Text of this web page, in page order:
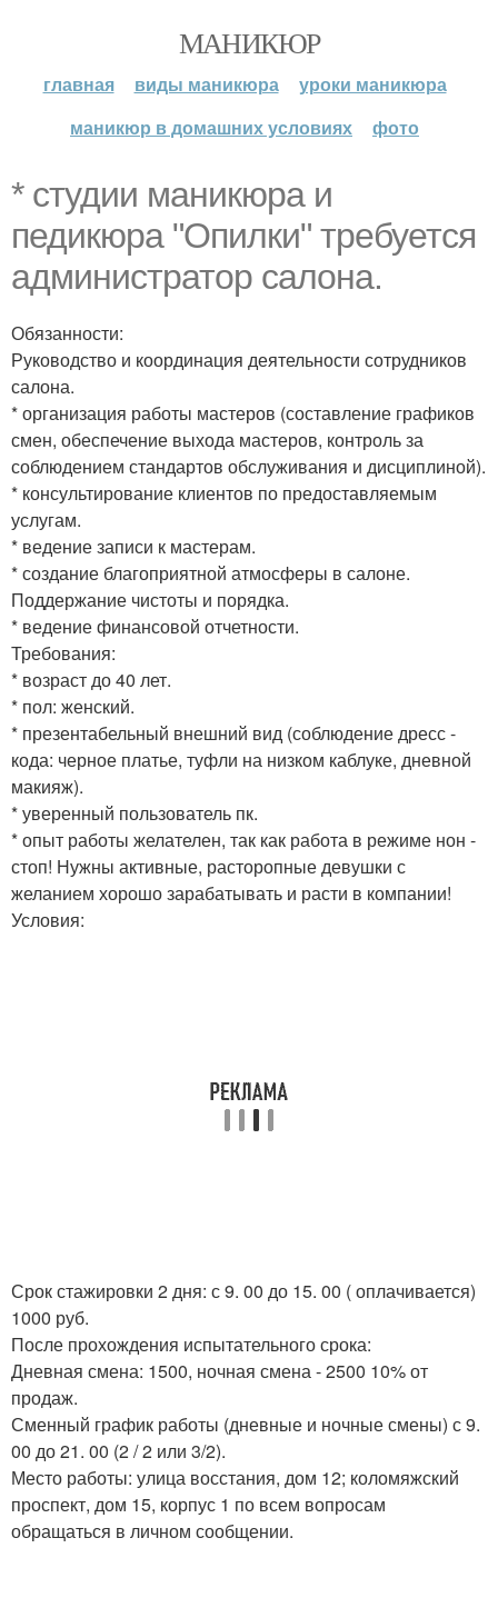
МАНИКЮР
главная виды маникюра
уроки маникюра
маникюр в домашних условиях
фото
* студии маникюра и
педикюра "Опилки" требуется
администратор салона.
Обязанности:
Руководство и координация деятельности сотрудников
салона.
* организация работы мастеров (составление графиков
смен, обеспечение выхода мастеров, контроль за
соблюдением стандартов обслуживания и дисциплиной).
* консультирование клиентов по предоставляемым
услугам.
* ведение записи к мастерам.
* создание благоприятной атмосферы в салоне.
Поддержание чистоты и порядка.
* ведение финансовой отчетности.
Требования:
* возраст до 40 лет.
* пол: женский.
* презентабельный внешний вид (соблюдение дресс -
кода: черное платье, туфли на низком каблуке, дневной
макияж).
* уверенный пользователь пк.
* опыт работы желателен, так как работа в режиме нон -
стоп! Нужны активные, расторопные девушки с
желанием хорошо зарабатывать и расти в компании!
Условия:
Срок стажировки 2 дня: с 9. 00 до 15. 00 ( оплачивается)
1000 руб.
После прохождения испытательного срока:
Дневная смена: 1500, ночная смена - 2500 10% от
продаж.
Сменный график работы (дневные и ночные смены) с 9.
00 до 21. 00 (2 / 2 или 3/2).
Место работы: улица восстания, дом 12; коломяжский
проспект, дом 15, корпус 1 по всем вопросам
обращаться в личном сообщении.